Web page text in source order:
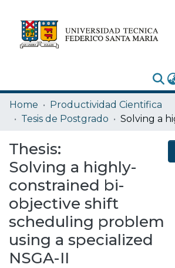
Research Outputs
Statistics
Depósito
Home
Productividad Cientifica
Tesis de Postgrado
Thesis:
Solving a highly-
constrained bi-
objective shift
scheduling problem
using a specialized
NSGA-II